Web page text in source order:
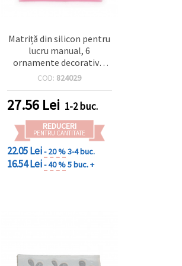
Matriță din silicon pentru
lucru manual, 6
ornamente decorative,
90x100x10 mm
COD: 824029
27.56Lei 1-2 buc.
REDUCERI
PENTRU CANTITATE
22.05 Lei- 20 %3-4 buc.
16.54 Lei- 40 %5 buc. +